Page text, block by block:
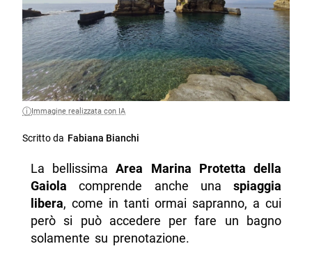
Immagine realizzata con IA
Scritto da Fabiana Bianchi
La bellissimaArea Marina Protetta della
Gaiola comprende anche unaspiaggia
libera, come in tanti ormai sapranno, a cui
però si può accedere per fare un bagno
solamente su prenotazione.